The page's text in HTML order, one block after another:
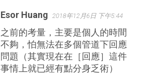
Esor Huang 2018年12月6日 下午5:44
之前的考量，主要是個人的時間
不夠，怕無法在多個管道下回應
問題（其實現在在［回應］這件
事情上就已經有點分身乏術）